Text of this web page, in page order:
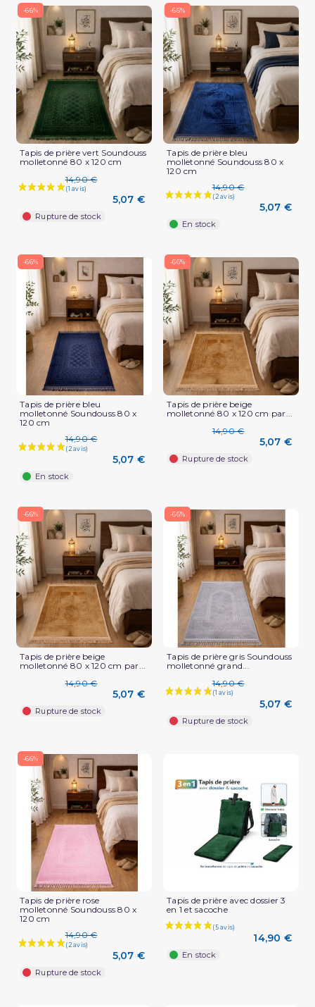
-66%
Tapis de prière vert Soundouss
molletonné 80 x 120 cm
14,90 €
5,07 €
Rupture de stock
-66%
Tapis de prière bleu
molletonné Soundouss 80 x
120 cm
14,90 €
5,07 €
En stock
-66%
Tapis de prière bleu
molletonné Soundouss 80 x
120 cm
14,90 €
5,07 €
En stock
-66%
Tapis de prière beige
molletonné 80 x 120 cm par...
14,90 €
5,07 €
Rupture de stock
-66%
Tapis de prière beige
molletonné 80 x 120 cm par...
14,90 €
5,07 €
Rupture de stock
-66%
Tapis de prière gris Soundouss
molletonné grand...
14,90 €
5,07 €
Rupture de stock
-66%
Tapis de prière rose
molletonné Soundouss 80 x
120 cm
14,90 €
5,07 €
Rupture de stock
Tapis de prière avec dossier 3
en 1 et sacoche
14,90 €
En stock